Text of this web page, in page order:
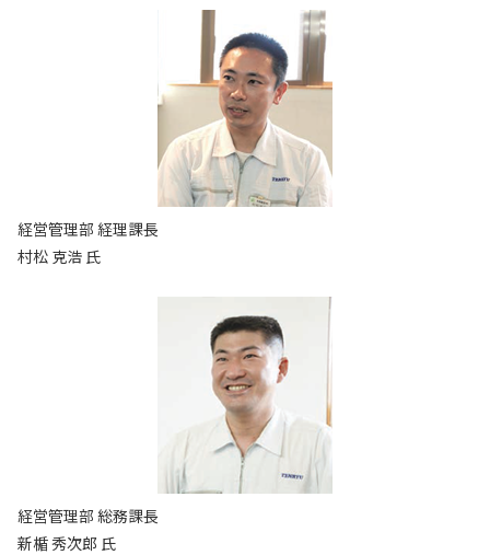
経営管理部 経理課長
村松 克浩 氏
経営管理部 総務課長
新楯 秀次郎 氏